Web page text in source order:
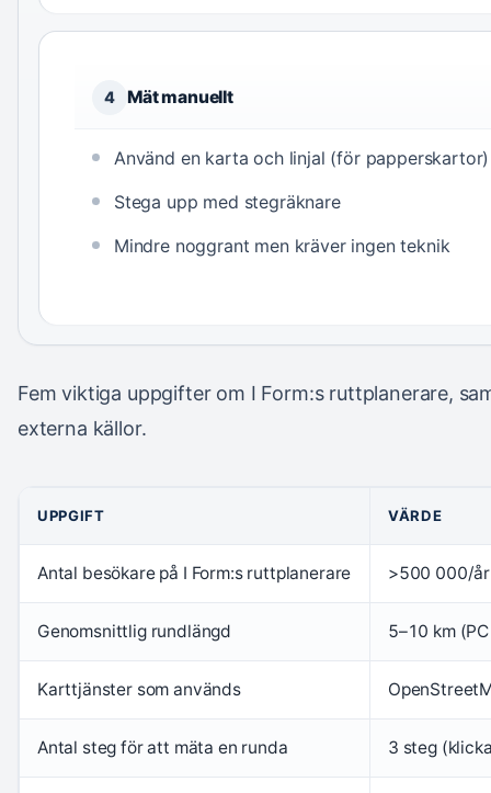
4 Mät manuellt
Använd en karta och linjal (för papperskartor)
Stega upp med stegräknare
Mindre noggrant men kräver ingen teknik
Fem viktiga uppgifter om I Form:s ruttplanerare,
externa källor.
UPPGIFT VÄRDE
Antal besökare på I Form:s ruttplanerare >500 000/
Genomsnittlig rundlängd 5–10 km
Karttjänster som används
Antal steg för att mäta en runda 3 steg